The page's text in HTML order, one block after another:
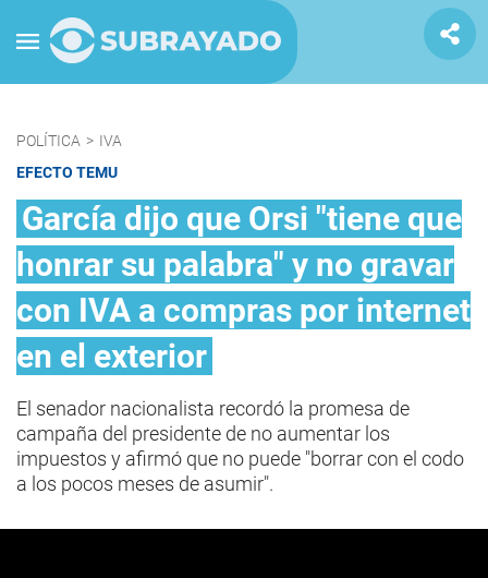
POLÍTICA > IVA
EFECTO TEMU
García dijo que Orsi "tiene que
honrar su palabra" y no gravar
con IVA a compras por internet
en el exterior
El senador nacionalista recordó la promesa de
campaña del presidente de no aumentar los
impuestos y afirmó que no puede "borrar con el codo
a los pocos meses de asumir".